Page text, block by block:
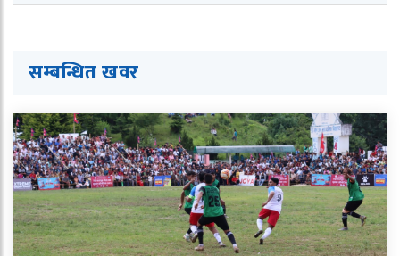
सम्बन्धित खवर